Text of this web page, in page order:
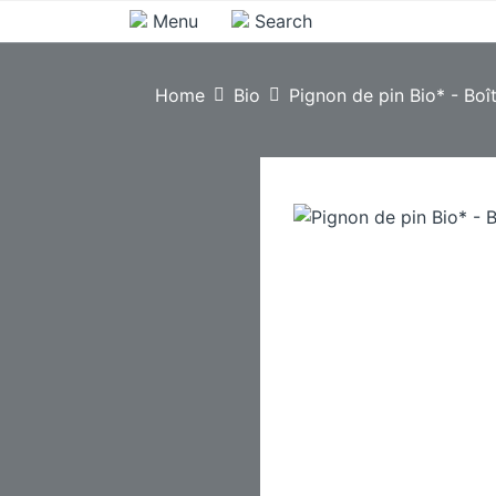
Menu Search
Home Bio Pignon de pin Bio* -